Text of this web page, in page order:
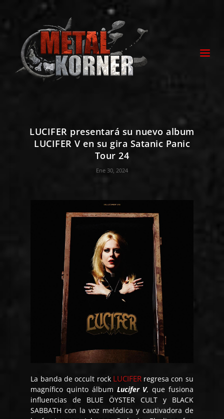
LUCIFER presentará su nuevo album
LUCIFER V en su gira Satanic Panic
Tour 24
Ene 30, 2024
La banda de occult rock LUCIFERregresa con su
magnífico quinto álbum Lucifer V, que fusiona
influencias de BLUE ÖYSTER CULT y BLACK
SABBATH con la voz melódica y cautivadora de